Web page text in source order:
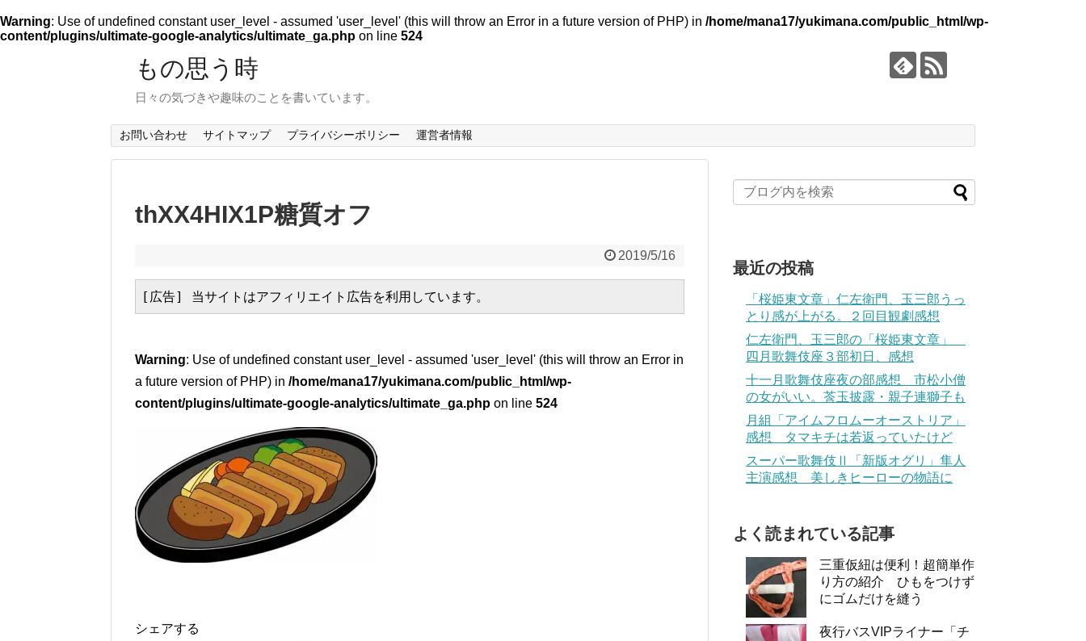
Warning: Use of undefined constant user_level - assumed 'user_level' (this will throw an Error in a future version of PHP) in /home/mana17/yukimana.com/public_html/wp-
content/plugins/ultimate-google-analytics/ultimate_ga.php on line 524
もの思う時
日々の気づきや趣味のことを書いています。
お問い合わせ サイトマップ プライバシーポリシー 運営者情報
thXX4HIX1P糖質オフ
2019/5/16
[広告] 当サイトはアフィリエイト広告を利用しています。
Warning: Use of undefined constant user_level - assumed 'user_level' (this will throw an Error in
a future version of PHP) in /home/mana17/yukimana.com/public_html/wp-
content/plugins/ultimate-google-analytics/ultimate_ga.php on line 524
シェアする
最近の投稿
「桜姫東文章」仁左衛門、玉三郎うっ
とり感が上がる。２回目観劇感想
仁左衛門、玉三郎の「桜姫東文章」
四月歌舞伎座３部初日、感想
十一月歌舞伎座夜の部感想 市松小僧
の女がいい。莟玉披露・親子連獅子も
月組「アイムフロムーオーストリア」
感想 タマキチは若返っていたけど
スーパー歌舞伎Ⅱ「新版オグリ」隼人
主演感想 美しきヒーローの物語に
よく読まれている記事
三重仮紐は便利！超簡単作
り方の紹介 ひもをつけず
にゴムだけを縫う
夜行バスVIPライナー「チ